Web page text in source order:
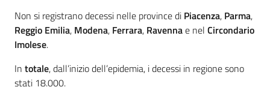
Non si registrano decessi nelle province di Piacenza, Parma,
Reggio Emilia, Modena, Ferrara, Ravennae nel Circondario
Imolese.
In totale, dall’inizio dell’epidemia, i decessi in regione sono
stati 18.000.